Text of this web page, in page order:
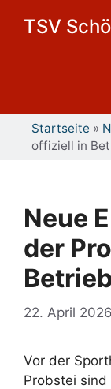
TSV
Startseite »
offiziell in
Neue
der
22. April 2026
Vor der
Probstei